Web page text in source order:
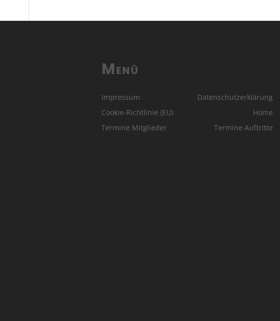
Menü
Impressum
Datenschutzerklärung
Cookie-Richtlinie (EU)
Home
Termine Mitglieder
Termine Auftritte